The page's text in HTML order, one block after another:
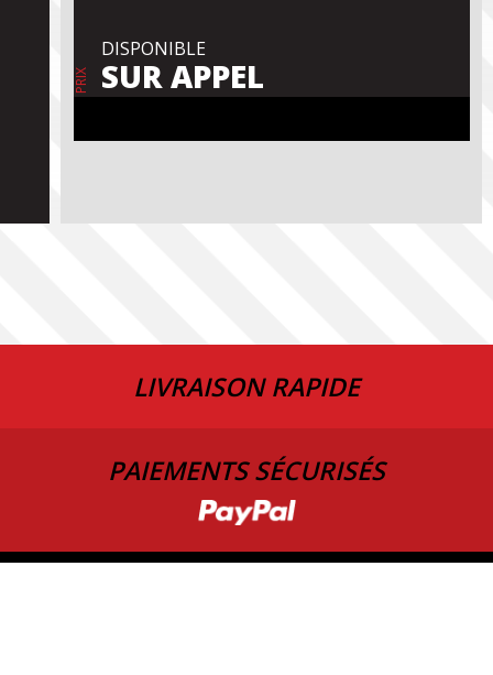
PRIX
DISPONIBLE
SUR APPEL
LIVRAISON RAPIDE
PAIEMENTS SÉCURISÉS